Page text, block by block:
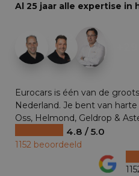
Al 25 jaar alle expertise in
Eurocars is één van de
Nederland. Je bent van
Oss, Helmond, Geldrop &
4.8 / 5.0
1152 beoordeeld